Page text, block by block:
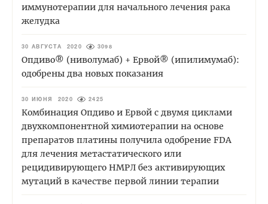
иммунотерапии для начального лечения рака
желудка
30 АВГУСТА 2020 3098
Опдиво® (ниволумаб) + Ервой® (ипилимумаб):
одобрены два новых показания
30 ИЮНЯ 2020 2425
Комбинация Опдиво и Ервой с двумя циклами
двухкомпонентной химиотерапии на основе
препаратов платины получила одобрение FDA
для лечения метастатического или
рецидивирующего НМРЛ без активирующих
мутаций в качестве первой линии терапии